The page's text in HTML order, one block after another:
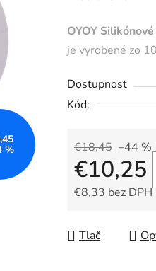
je
0,0
5
hviezdičiek.
OYOY
je vyrobené zo
Dostupnosť
Kód:
€18,45 –44 %
€10,25
€8,33 bez DPH
Tlač
%